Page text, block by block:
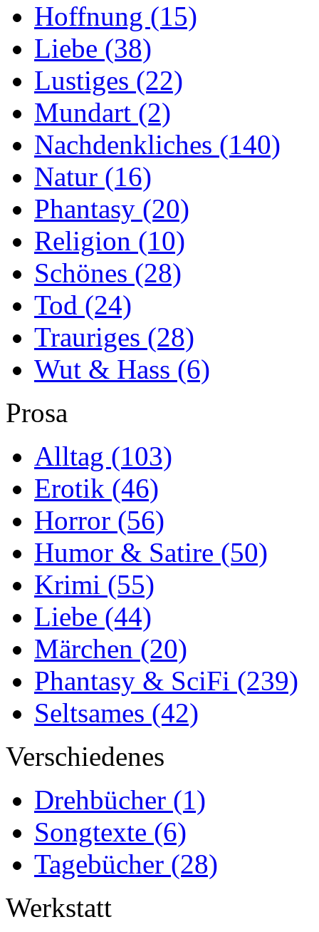
Hoffnung (15)
Liebe (38)
Lustiges (22)
Mundart (2)
Nachdenkliches (140)
Natur (16)
Phantasy (20)
Religion (10)
Schönes (28)
Tod (24)
Trauriges (28)
Wut & Hass (6)
Prosa
Alltag (103)
Erotik (46)
Horror (56)
Humor & Satire (50)
Krimi (55)
Liebe (44)
Märchen (20)
Phantasy & SciFi (239)
Seltsames (42)
Verschiedenes
Drehbücher (1)
Songtexte (6)
Tagebücher (28)
Werkstatt